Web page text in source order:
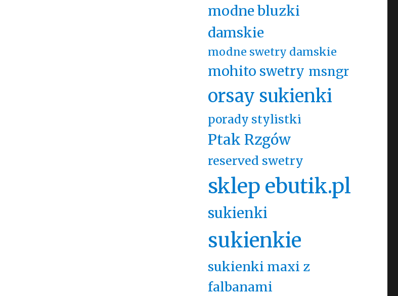
modne bluzki
damskie
modne swetry damskie
mohito swetry msngr
orsay sukienki
porady stylistki
Ptak Rzgów
reserved swetry
sklep ebutik.pl
sukienki
sukienkie
sukienki maxi z
falbanami